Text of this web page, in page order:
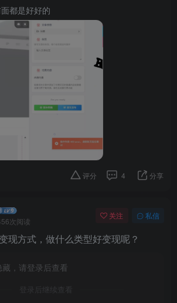
都是好好的
评分 4 分享
次阅读
关注 私信
现方式，做什么类型好变现呢？
，请登录后查看
登录后继续查看